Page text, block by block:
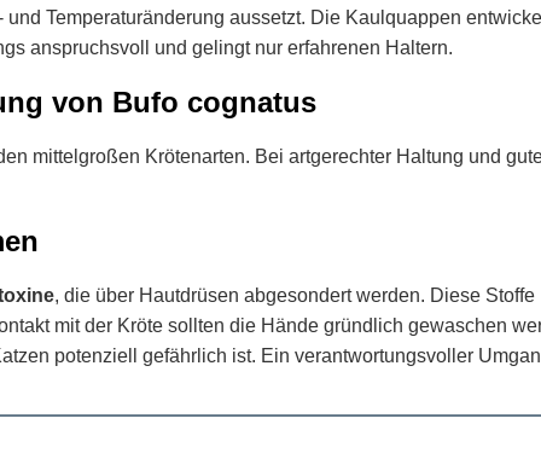
Temperaturänderung aussetzt. Die Kaulquappen
anspruchsvoll und gelingt nur erfahrenen Haltern.
von Bufo cognatus
mittelgroßen Krötenarten. Bei artgerechter Haltung und
, die über Hautdrüsen abgesondert werden. Diese
mit der Kröte sollten die Hände gründlich gewaschen
potenziell gefährlich ist. Ein verantwortungsvoller